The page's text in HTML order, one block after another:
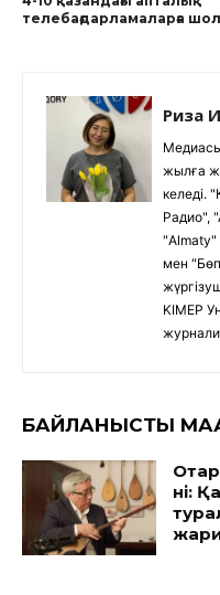
телебағдарламаларға
Риза
жылға
келеді.
Радио",
"Almaty"
мен
KIMEP
БАЙЛАНЫСТЫ
үні: